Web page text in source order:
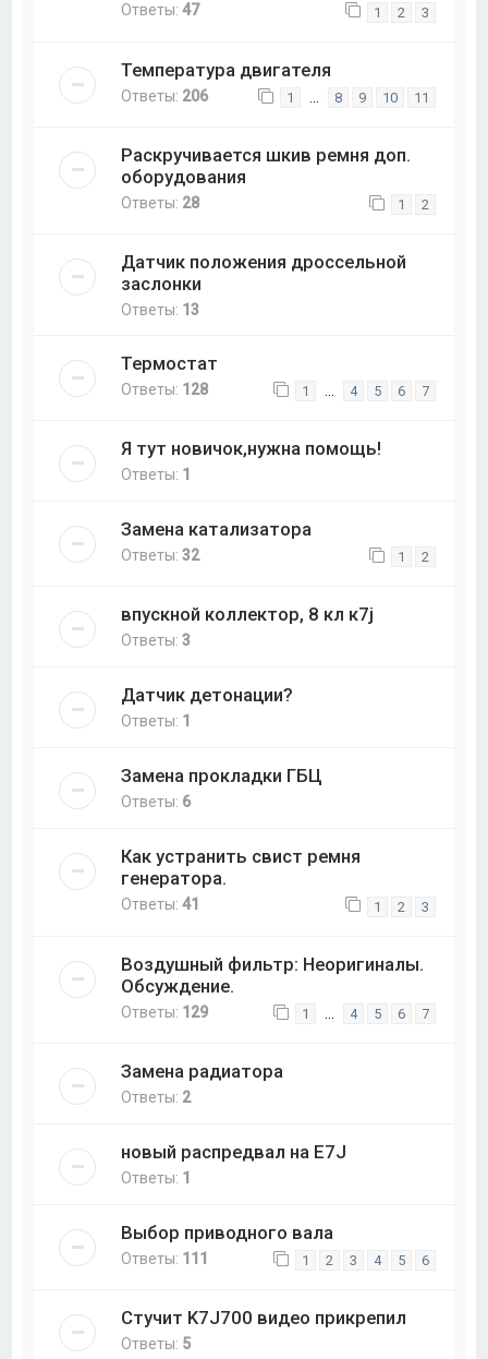
Ответы:47 1 2 3
Температура двигателя
Ответы: 206 1 8 9 10 11
Раскручивается шкив ремня доп.
оборудования
Ответы: 28 1 2
Датчик положения дроссельной
заслонки
Ответы: 13
Термостат
Ответы: 128 1 … 4 5 6 7
Я тут новичок,нужна помощь!
Ответы: 1
Замена катализатора
Ответы:32 1 2
впускной коллектор, 8 кл к7j
Ответы:3
Датчик детонации?
Ответы: 1
Замена прокладки ГБЦ
Ответы: 6
Как устранить свист ремня
генератора.
Ответы:41 1 2 3
Воздушный фильтр: Неоригиналы.
Обсуждение.
Ответы: 129 1 4 5 6 7
Замена радиатора
Ответы: 2
новый распредвал на E7J
Ответы: 1
Выбор приводного вала
Ответы: 111 1 2 3 4 5 6
Стучит K7J700 видео прикрепил
Ответы: 5